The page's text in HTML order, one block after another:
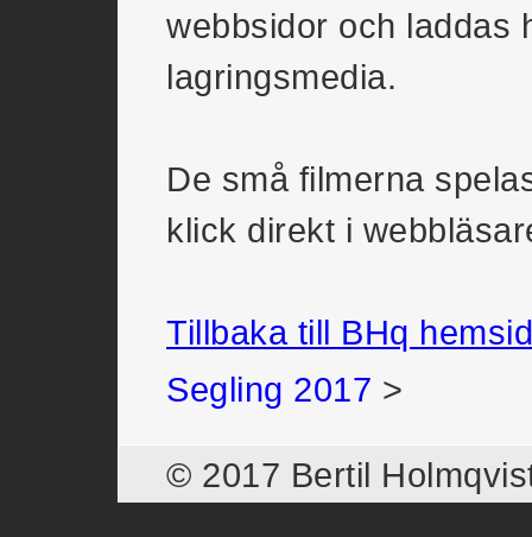
webbsidor och laddas
lagringsmedia.
De små filmerna
klick direkt i
Tillbaka till BHq
Segling 2017 >
© 2017 Bertil